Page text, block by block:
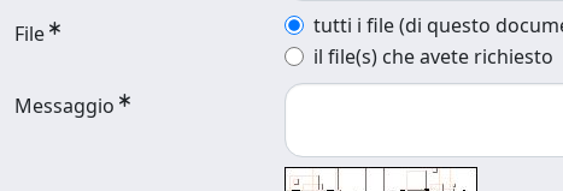
File
tutti i file (di questo
il file(s) che avete richiesto
Messaggio